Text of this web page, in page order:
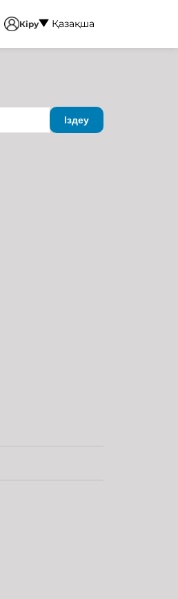
Кіру Қазақша
Іздеу